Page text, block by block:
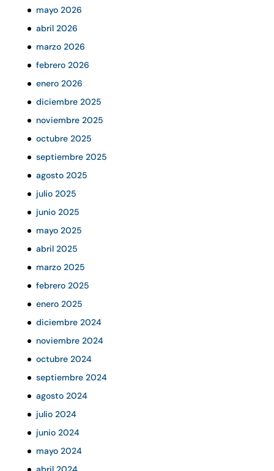
mayo 2026
abril 2026
marzo 2026
febrero 2026
enero 2026
diciembre 2025
noviembre 2025
octubre 2025
septiembre 2025
agosto 2025
julio 2025
junio 2025
mayo 2025
abril 2025
marzo 2025
febrero 2025
enero 2025
diciembre 2024
noviembre 2024
octubre 2024
septiembre 2024
agosto 2024
julio 2024
junio 2024
mayo 2024